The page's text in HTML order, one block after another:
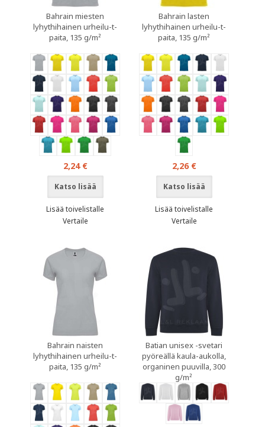
Bahrain miesten
lyhythihainen urheilu-t-
paita, 135 g/m²
2,24 €
Katso lisää
Lisää toivelistalle
Vertaile
Bahrain lasten
lyhythihainen urheilu-t-
paita, 135 g/m²
2,26 €
Katso lisää
Lisää toivelistalle
Vertaile
Bahrain naisten
lyhythihainen urheilu-t-
paita, 135 g/m²
Batian unisex -svetari
pyöreällä kaula-aukolla,
organinen puuvilla, 300
g/m²